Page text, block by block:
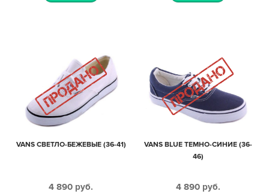
VANS СВЕТЛО-БЕЖЕВЫЕ (36-41)
4 890 руб.
VANS BLUE ТЕМНО-СИНИЕ (36-
46)
4 890 руб.